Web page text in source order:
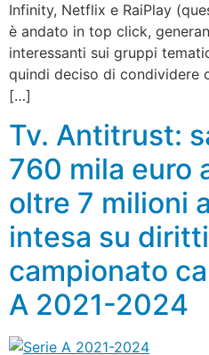
Infinity, Netflix e RaiPlay
è andato in top click,
interessanti sui gruppi
quindi deciso di condividere
[…]
Tv. Antitrust:
760 mila euro
oltre 7 milioni
intesa su
campionato
A 2021-2024